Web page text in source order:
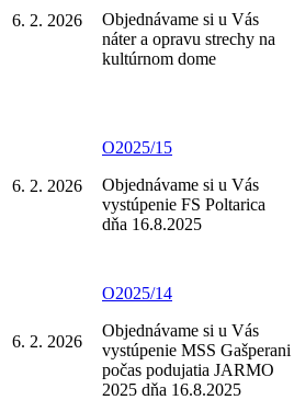
6. 2. 2026
Objednávame si u Vás
náter a opravu strechy na
kultúrnom dome
6. 2. 2026
O2025/15
Objednávame si u Vás
vystúpenie FS Poltarica
dňa 16.8.2025
6. 2. 2026
O2025/14
Objednávame si u Vás
vystúpenie MSS Gašperani
počas podujatia JARMO
2025 dňa 16.8.2025